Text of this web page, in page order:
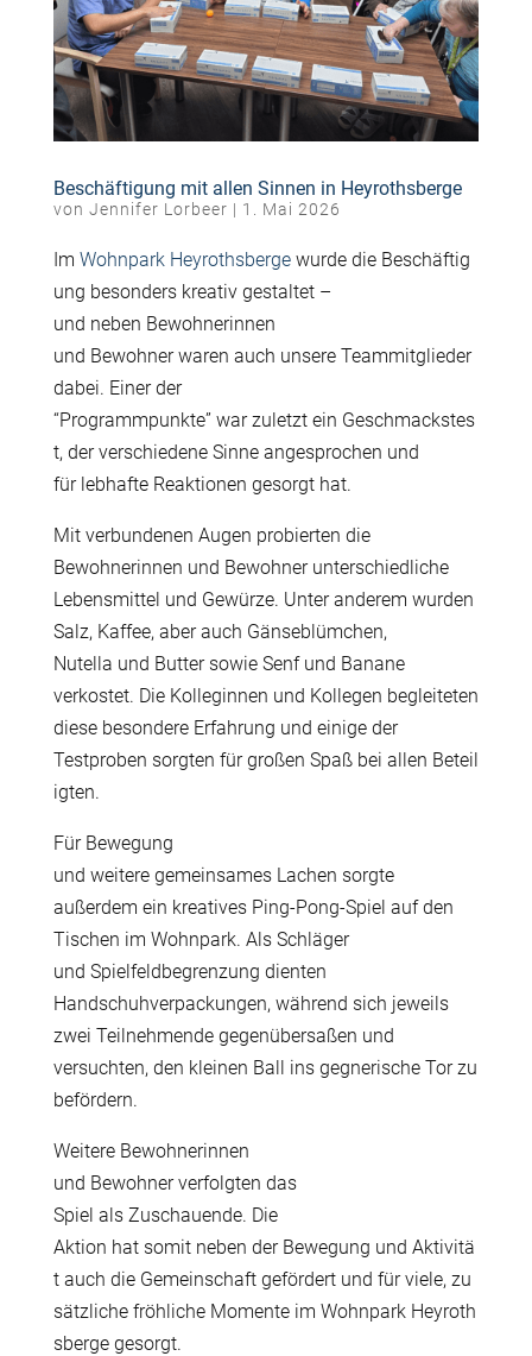
Beschäftigung mit allen Sinnen in Heyrothsberge
von Jennifer Lorbeer | 1. Mai 2026
Im Wohnpark Heyrothsbergewurde die Beschäftig
ung besonders kreativ gestaltet –
und neben Bewohnerinnen
und Bewohner waren auch unsere Teammitglieder
dabei. Einer der
“Programmpunkte” war zuletzt ein Geschmackstes
t, der verschiedene Sinne angesprochen und
für lebhafte Reaktionen gesorgt hat.
Mit verbundenen Augen probierten die
Bewohnerinnen und Bewohner unterschiedliche
Lebensmittel und Gewürze. Unter anderem wurden
Salz, Kaffee, aber auch Gänseblümchen,
Nutella und Butter sowie Senf und Banane
verkostet. Die Kolleginnen und Kollegen begleiteten
diese besondere Erfahrung und einige der
Testproben sorgten für großen Spaß bei allen Beteil
igten.
Für Bewegung
und weitere gemeinsames Lachen sorgte
außerdem ein kreatives Ping-Pong-Spiel auf den
Tischen im Wohnpark. Als Schläger
und Spielfeldbegrenzung dienten
Handschuhverpackungen, während sich jeweils
zwei Teilnehmende gegenübersaßen und
versuchten, den kleinen Ball ins gegnerische Tor zu
befördern.
Weitere Bewohnerinnen
und Bewohner verfolgten das
Spiel als Zuschauende. Die
Aktion hat somit neben der Bewegung und Aktivitä
t auch die Gemeinschaft gefördert und für viele, zu
sätzliche fröhliche Momente im Wohnpark Heyroth
sberge gesorgt.